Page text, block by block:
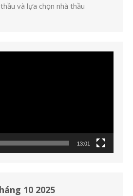
và lựa chọn nhà thầu
13:01
10 2025